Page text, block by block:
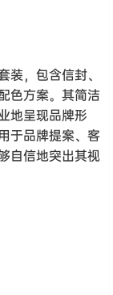
，包含信封、
色方案。其简洁
地呈现品牌形
于品牌提案、客
自信地突出其视